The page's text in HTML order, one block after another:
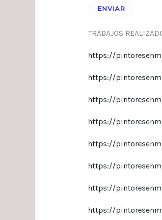
TRABAJOS
https://
https://
https://
https://
https://
https://
https://
https://